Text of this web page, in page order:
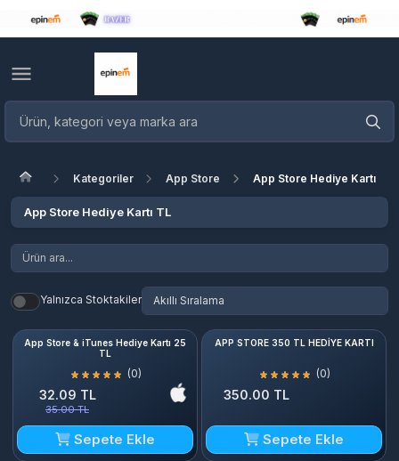
Kategoriler App Store App Store Hediye Kartı TL
App Store Hediye Kartı TL
Yalnızca Stoktakiler
App Store & iTunes Hediye Kartı 25
TL
(0)
32.09 TL
35.00 TL
Sepete Ekle
APP STORE 350 TL HEDİYE KARTI
(0)
350.00 TL
Sepete Ekle